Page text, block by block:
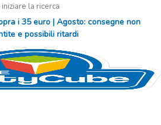
la ricerca
i 35 euro | Agosto: consegne non
e possibili ritardi